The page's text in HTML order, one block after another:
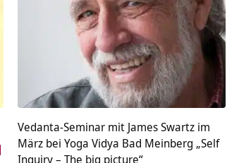
Vedanta-Seminar mit James Swartz im
März bei Yoga Vidya Bad Meinberg „Self
Inquiry – The big picture“